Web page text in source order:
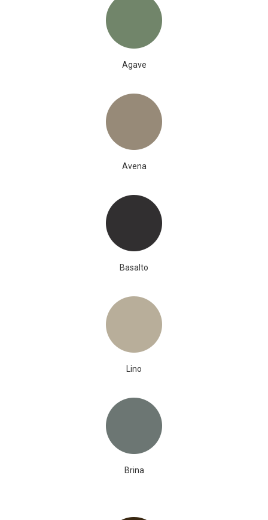
Agave
Avena
Basalto
Lino
Brina